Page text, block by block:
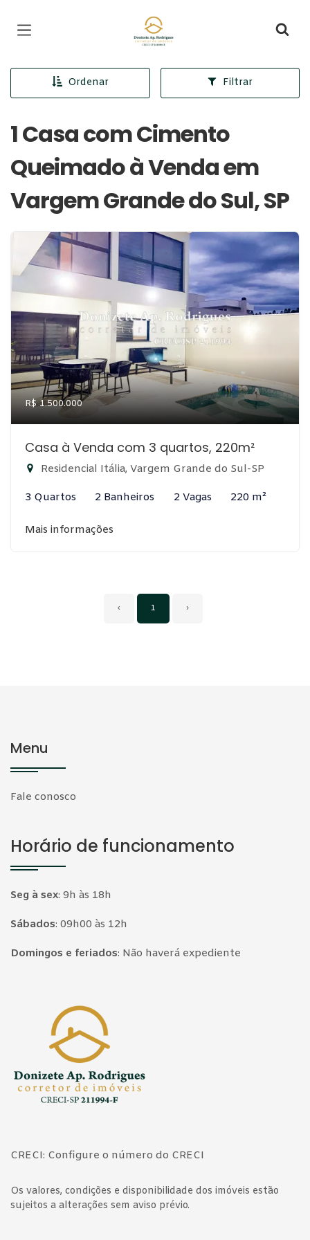
Página inicial
Ordenar Filtrar
1 Casa com Cimento
Queimado à Venda em
Vargem Grande do Sul, SP
R$ 1.500.000
Casa à Venda com 3 quartos, 220m²
Residencial Itália, Vargem Grande do Sul-SP
3 Quartos 2 Banheiros 2 Vagas 220 m²
Mais informações
‹ 1 ›
Menu
Fale conosco
Horário de funcionamento
Seg à sex: 9h às 18h
Sábados: 09h00 às 12h
Domingos e feriados: Não haverá expediente
CRECI: Configure o número do CRECI
Os valores, condições e disponibilidade dos imóveis estão
sujeitos a alterações sem aviso prévio.